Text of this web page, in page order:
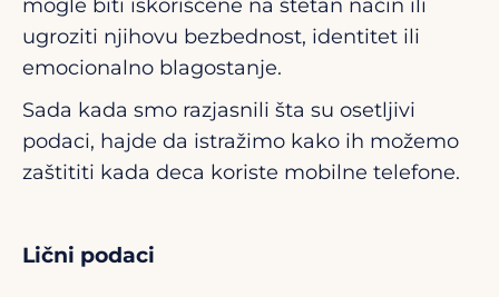
mogle biti iskorišćene na štetan način ili
ugroziti njihovu bezbednost, identitet ili
emocionalno blagostanje.
Sada kada smo razjasnili šta su osetljivi
podaci, hajde da istražimo kako ih možemo
zaštititi kada deca koriste mobilne telefone.
Lični podaci